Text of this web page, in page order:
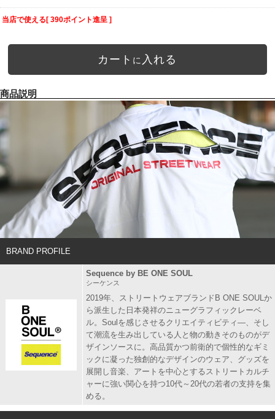
当店で使える[ 390ポイント進呈 ]
カート に 入れる
商品説明
BRAND PROFILE
Sequence by BE ONE SOUL
シーケンス
2019年、ストリートウェアブランドB ONE SOULか
ら派生した日本発祥のニューグラフィックレーベ
ル。Soulを感じさせるクリエイティビティ―、そし
て潮流を生み出している人と物の動きそのものがデ
ザインソースに。高品質かつ前衛的で個性的なギミ
ックに凝った独創的なデザインのウェア、グッズを
展開し音楽、アートを中心とするストリートカルチ
ャーに強い関心を持つ10代～20代の若者の支持を集
める。